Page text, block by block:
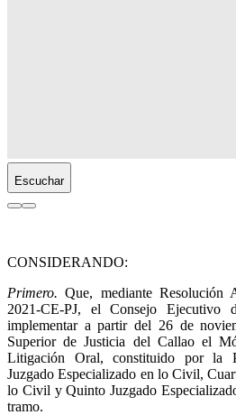
Escuchar
CONSIDERANDO:
Primero. Que, mediante Resolución
2021-CE-PJ, el Consejo Ejecutivo
implementar a partir del 26 de
Superior de Justicia del Callao el
Litigación Oral, constituido por la
Juzgado Especializado en lo Civil,
lo Civil y Quinto Juzgado
tramo.